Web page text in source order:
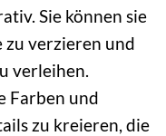
Sie können sie
zu verzieren und
verleihen.
Farben und
zu kreieren, die